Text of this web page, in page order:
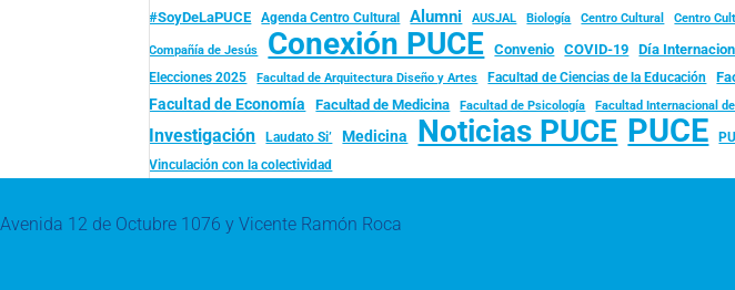
#SoyDeLaPUCE Agenda Centro Cultural Alumni AUSJAL Biología Centro Cultural Centro
Compañía de Jesús Conexión PUCE Convenio COVID-19 Día
Elecciones 2025
Facultad de Arquitectura Diseño y Artes Facultad de Ciencias de la Educación
Facultad de Economía Facultad de Medicina Facultad de Psicología Facultad Internacional
Investigación Laudato Si’ Medicina Noticias PUCE PUCE
Vinculación con la colectividad
Avenida 12 de Octubre 1076 y Vicente Ramón Roca